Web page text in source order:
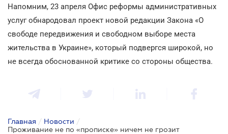
Напомним, 23 апреля Офис реформы административных
услуг обнародовал проект новой редакции Закона «О
свободе передвижения и свободном выборе места
жительства в Украине», который подвергся широкой, но
не всегда обоснованной критике со стороны общества.
Главная / Новости /
Проживание не по «прописке» ничем не грозит